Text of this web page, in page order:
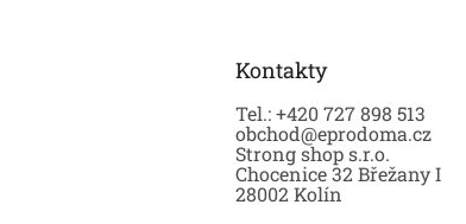
Kontakty
Tel.: +420 727 898 513
obchod@eprodoma.cz
Strong shop s.r.o.
Chocenice 32 Břežany I
28002 Kolín